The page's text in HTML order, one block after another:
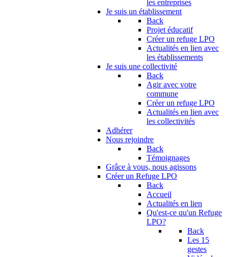
les entreprises
Je suis un établissement
Back
Projet éducatif
Créer un refuge LPO
Actualités en lien avec
les établissements
Je suis une collectivité
Back
Agir avec votre
commune
Créer un refuge LPO
Actualités en lien avec
les collectivités
Adhérer
Nous rejoindre
Back
Témoignages
Grâce à vous, nous agissons
Créer un Refuge LPO
Back
Accueil
Actualités en lien
Qu'est-ce qu'un Refuge
LPO?
Back
Les 15
gestes